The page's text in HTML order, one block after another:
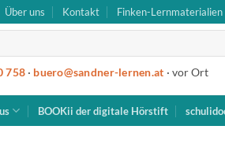
Über uns Kontakt Finken-Lernmaterialien
758 · buero@sandner-lernen.at · vor Ort
BOOKii der digitale Hörstift